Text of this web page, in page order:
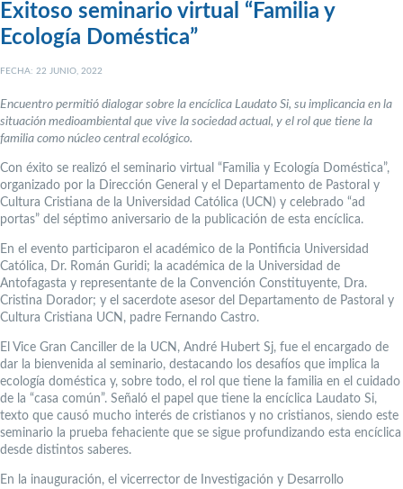
Exitoso seminario virtual “Familia y
Ecología Doméstica”
FECHA: 22 JUNIO, 2022
Encuentro permitió dialogar sobre la encíclica Laudato Si, su implicancia en la
situación medioambiental que vive la sociedad actual, y el rol que tiene la
familia como núcleo central ecológico.
Con éxito se realizó el seminario virtual “Familia y Ecología Doméstica”,
organizado por la Dirección General y el Departamento de Pastoral y
Cultura Cristiana de la Universidad Católica (UCN) y celebrado “ad
portas” del séptimo aniversario de la publicación de esta encíclica.
En el evento participaron el académico de la Pontificia Universidad
Católica, Dr. Román Guridi; la académica de la Universidad de
Antofagasta y representante de la Convención Constituyente, Dra.
Cristina Dorador; y el sacerdote asesor del Departamento de Pastoral y
Cultura Cristiana UCN, padre Fernando Castro.
El Vice Gran Canciller de la UCN, André Hubert Sj, fue el encargado de
dar la bienvenida al seminario, destacando los desafíos que implica la
ecología doméstica y, sobre todo, el rol que tiene la familia en el cuidado
de la “casa común”. Señaló el papel que tiene la encíclica Laudato Si,
texto que causó mucho interés de cristianos y no cristianos, siendo este
seminario la prueba fehaciente que se sigue profundizando esta encíclica
desde distintos saberes.
En la inauguración, el vicerrector de Investigación y Desarrollo